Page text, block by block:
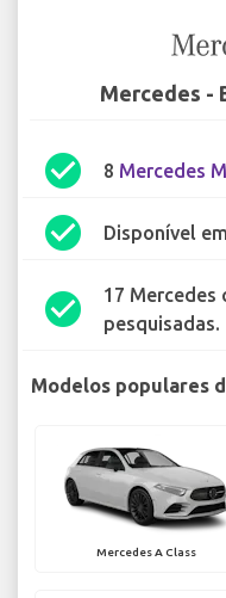
Mercedes -
check_circle 8 Mercedes
check_circle Disponível
check_circle
17 Mercedes
pesquisadas.
Modelos populares
Mercedes A Class